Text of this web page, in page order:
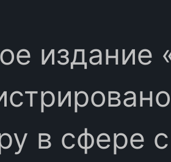
издание
в сфере